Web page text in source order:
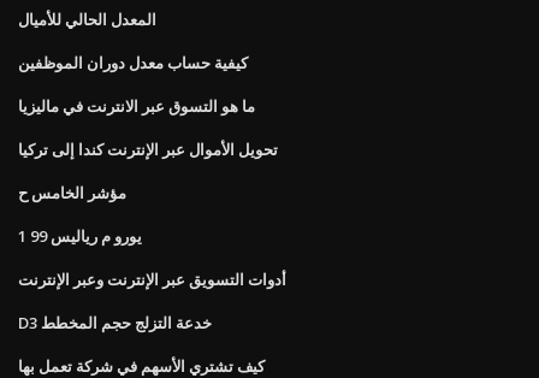
المعدل الحالي للأميال
كيفية حساب معدل دوران الموظفين
ما هو التسوق عبر الانترنت في ماليزيا
تحويل الأموال عبر الإنترنت كندا إلى تركيا
مؤشر الخامس ح
1 99 يورو م رياليس
أدوات التسويق عبر الإنترنت وعبر الإنترنت
D3 خدعة التزلج حجم المخطط
كيف تشتري الأسهم في شركة تعمل بها